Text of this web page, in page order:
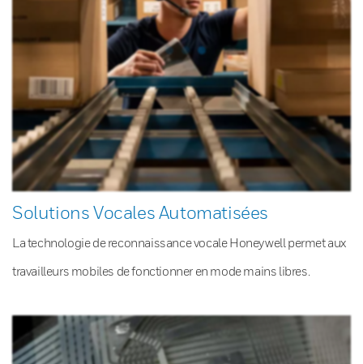
Solutions Vocales Automatisées
La technologie de reconnaissance vocale Honeywell permet aux
travailleurs mobiles de fonctionner en mode mains libres.